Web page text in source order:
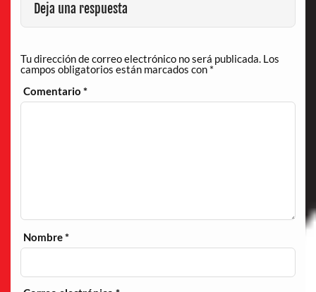
Deja una respuesta
Tu dirección de correo electrónico no será publicada. Los
campos obligatorios están marcados con *
Comentario*
Nombre*